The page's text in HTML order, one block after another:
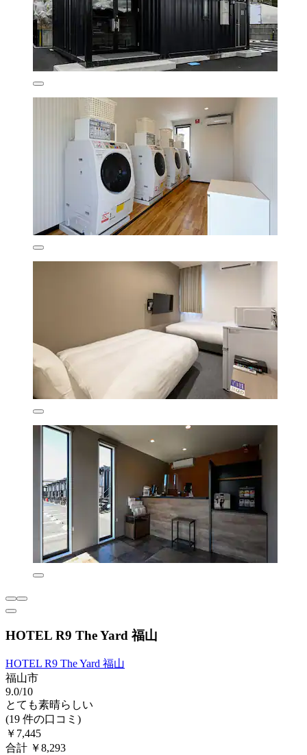
HOTEL R9 The Yard 福山
HOTEL R9 The Yard 福山
福山市
9.0/10
とても素晴らしい
(19 件の口コミ)
￥7,445
合計 ￥8,293